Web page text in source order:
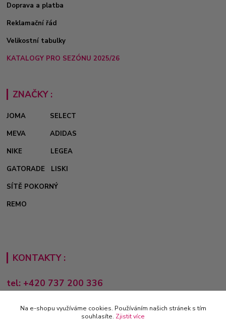
Doprava a platba
Reklamační řád
Velikostní tabulky
KATALOGY PRO SEZÓNU 2025/26
ZNAČKY :
JOMA
SELECT
MEVA
ADIDAS
NIKE
LEGEA
GATORADE
LISKI
SÍTĚ POKORNÝ
REMO
KONTAKTY :
tel: +420 737 200 336
Pondělí-Pátek: 8 - 17 hodin
obchod@e-sporting.cz
Na e-shopu využíváme cookies. Používáním našich stránek s tím
souhlasíte. Zjistit více